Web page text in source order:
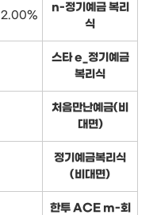
2.00%
n-정기예금 복리
식
스타 e_정기예금
복리식
처음만난예금(비
대면)
정기예금복리식
(비대면)
한투 ACE m-회